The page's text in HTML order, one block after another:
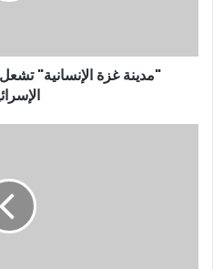
"مدينة غزة الإنسانية"